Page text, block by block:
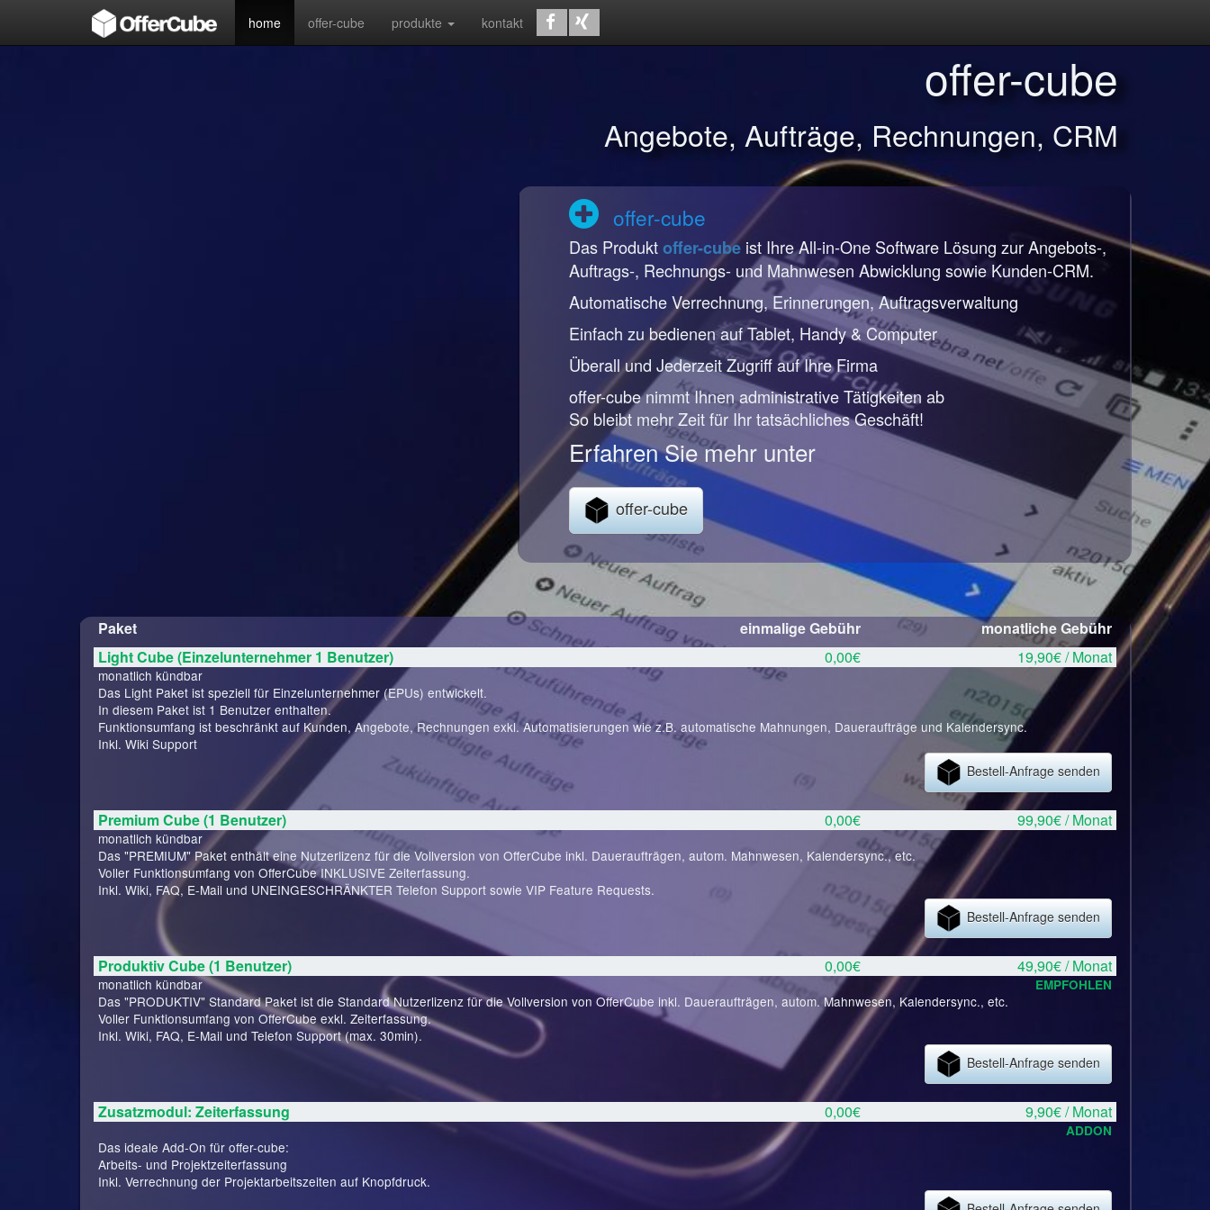
home offer-cube produkte kontakt
offer-cube
Angebote, Aufträge, Rechnungen, CRM
offer-cube
Das Produktoffer-cubeist Ihre All-in-One Software Lösung zur Angebots-,
Auftrags-, Rechnungs- und Mahnwesen Abwicklung sowie Kunden-CRM.
Automatische Verrechnung, Erinnerungen, Auftragsverwaltung
Einfach zu bedienen auf Tablet, Handy & Computer
Überall und Jederzeit Zugriff auf Ihre Firma
offer-cube nimmt Ihnen administrative Tätigkeiten ab
So bleibt mehr Zeit für Ihr tatsächliches Geschäft!
Erfahren Sie mehr unter
offer-cube
Paket einmalige Gebühr
monatliche Gebühr
Light Cube (Einzelunternehmer 1 Benutzer)
0,00€ 19,90€ / Monat
monatlich kündbar
Das Light Paket ist speziell für Einzelunternehmer (EPUs) entwickelt.
In diesem Paket ist 1 Benutzer enthalten.
Funktionsumfang ist beschränkt auf Kunden, Angebote, Rechnungen exkl. Automatisierungen wie z.B. automatische Mahnungen, Daueraufträge und Kalendersync.
Inkl. Wiki Support
Bestell-Anfrage senden
Premium Cube (1 Benutzer) 0,00€ 99,90€ / Monat
monatlich kündbar
Das "PREMIUM" Paket enthält eine Nutzerlizenz für die Vollversion von OfferCube inkl. Daueraufträgen, autom. Mahnwesen, Kalendersync., etc.
Voller Funktionsumfang von OfferCube INKLUSIVE Zeiterfassung.
Inkl. Wiki, FAQ, E-Mail und UNEINGESCHRÄNKTER Telefon Support sowie VIP Feature Requests.
Bestell-Anfrage senden
Produktiv Cube (1 Benutzer) 0,00€ 49,90€ / Monat
monatlich kündbar EMPFOHLEN
Das "PRODUKTIV" Standard Paket ist die Standard Nutzerlizenz für die Vollversion von OfferCube inkl. Daueraufträgen, autom. Mahnwesen, Kalendersync., etc.
Voller Funktionsumfang von OfferCube exkl. Zeiterfassung.
Inkl. Wiki, FAQ, E-Mail und Telefon Support (max. 30min).
Bestell-Anfrage senden
Zusatzmodul: Zeiterfassung 0,00€ 9,90€ / Monat
ADDON
Das ideale Add-On für offer-cube:
Arbeits- und Projektzeiterfassung
Inkl. Verrechnung der Projektarbeitszeiten auf Knopfdruck.